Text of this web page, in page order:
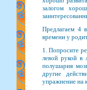
залогом
Предлагаем 4
времени у
1. Попросите
левой рукой в
полушария
другие
упражнение на